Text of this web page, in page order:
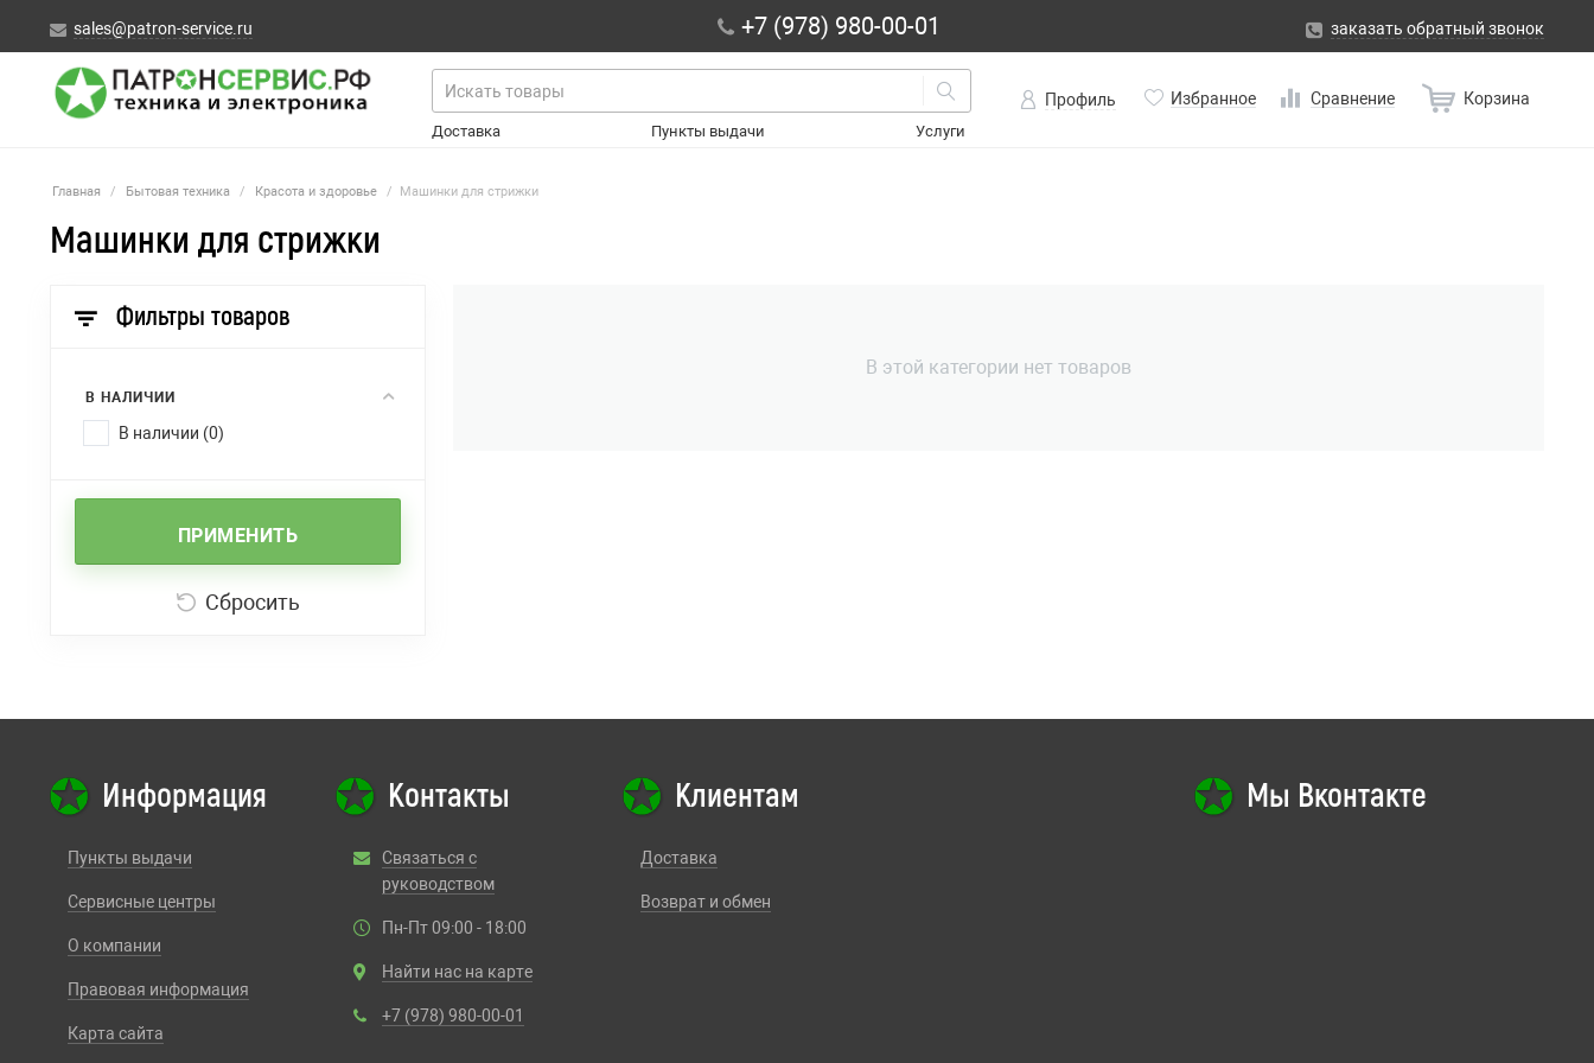
sales@patron-service.ru +7 (978) 980-00-01 заказать обратный звонок
Доставка Пункты выдачи Услуги
Профиль Избранное Сравнение Корзина
Главная / Бытовая техника / Красота и здоровье / Машинки для стрижки
Машинки для стрижки
Фильтры товаров
В НАЛИЧИИ
В наличии (0)
ПРИМЕНИТЬ
Сбросить
В этой категории нет товаров
Информация
Пункты выдачи
Сервисные центры
О компании
Правовая информация
Карта сайта
Контакты
Связаться с
руководством
Пн-Пт 09:00 - 18:00
Найти нас на карте
+7 (978) 980-00-01
Клиентам
Доставка
Возврат и обмен
Мы Вконтакте